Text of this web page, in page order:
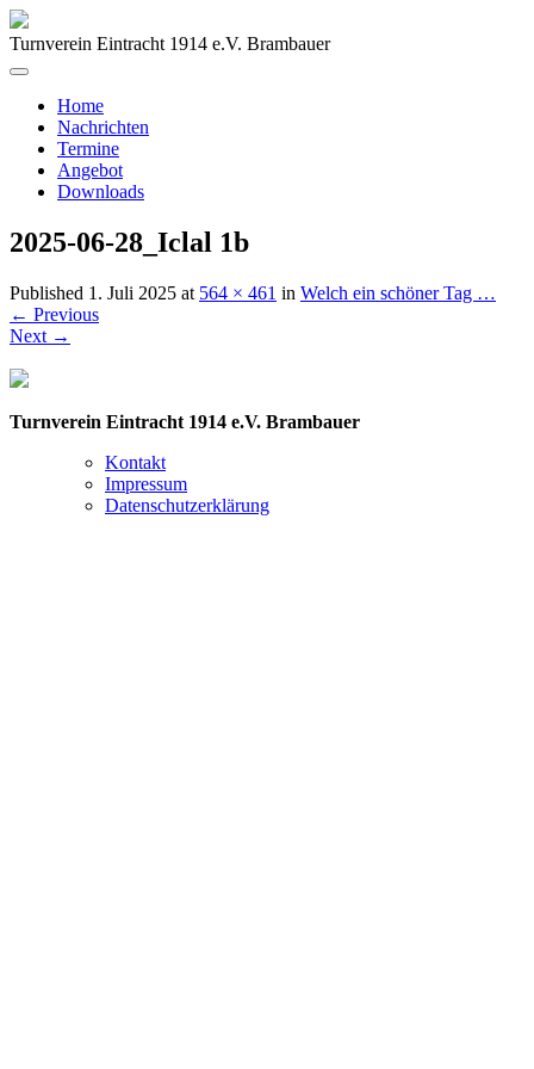
Turnverein Eintracht 1914 e.V. Brambauer
Home
Nachrichten
Termine
Angebot
Downloads
2025-06-28_Iclal 1b
Published 1. Juli 2025 at 564 × 461 in Welch ein schöner Tag …
← Previous
Next →
Turnverein Eintracht 1914 e.V. Brambauer
Kontakt
Impressum
Datenschutzerklärung